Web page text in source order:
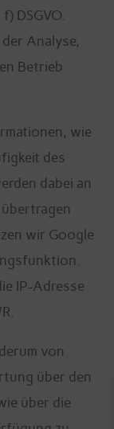
DSGVO.
Analyse,
Betrieb
wie
des
dabei an
wir Google
IP-Adresse
von
über den
über die